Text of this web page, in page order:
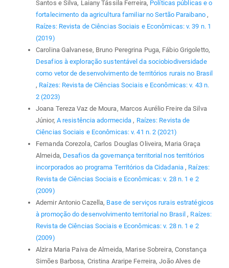
Santos e Silva, Laiany Tássila Ferreira, Políticas públicas e o
fortalecimento da agricultura familiar no Sertão Paraibano ,
Raízes: Revista de Ciências Sociais e Econômicas: v. 39 n. 1
(2019)
Carolina Galvanese, Bruno Peregrina Puga, Fábio Grigoletto,
Desafios à exploração sustentável da sociobiodiversidade
como vetor de desenvolvimento de territórios rurais no Brasil
, Raízes: Revista de Ciências Sociais e Econômicas: v. 43 n.
2 (2023)
Joana Tereza Vaz de Moura, Marcos Aurélio Freire da Silva
Júnior, A resistência adormecida , Raízes: Revista de
Ciências Sociais e Econômicas: v. 41 n. 2 (2021)
Fernanda Corezola, Carlos Douglas Oliveira, Maria Graça
Almeida, Desafios da governança territorial nos territórios
incorporados ao programa Territórios da Cidadania , Raízes:
Revista de Ciências Sociais e Econômicas: v. 28 n. 1 e 2
(2009)
Ademir Antonio Cazella, Base de serviços rurais estratégicos
à promoção do desenvolvimento territorial no Brasil , Raízes:
Revista de Ciências Sociais e Econômicas: v. 28 n. 1 e 2
(2009)
Alzira Maria Paiva de Almeida, Marise Sobreira, Constança
Simões Barbosa, Cristina Araripe Ferreira, João Alves de